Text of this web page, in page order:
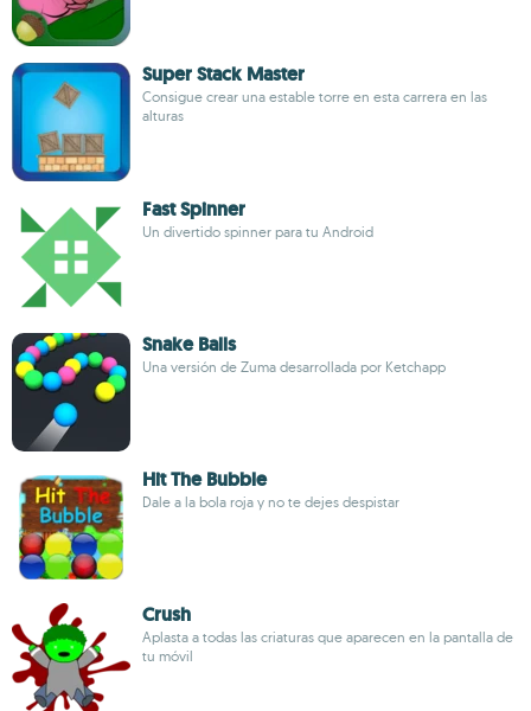
Super Stack Master
Consigue crear una estable torre en esta carrera en las
alturas
Fast Spinner
Un divertido spinner para tu Android
Snake Balls
Una versión de Zuma desarrollada por Ketchapp
Hit The Bubble
Dale a la bola roja y no te dejes despistar
Crush
Aplasta a todas las criaturas que aparecen en la pantalla de
tu móvil